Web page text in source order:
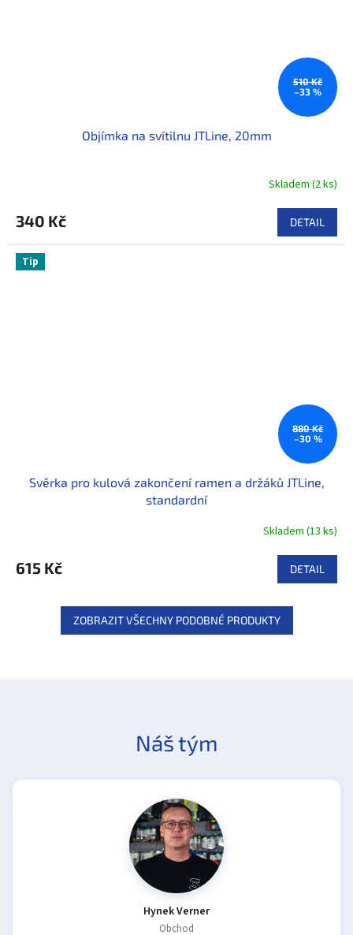
510 Kč
–33 %
Objímka na svítilnu JTLine, 20mm
Skladem (2 ks)
340 Kč DETAIL
Tip
880 Kč
–30 %
Svěrka pro kulová zakončení ramen a držáků JTLine,
standardní
Skladem (13 ks)
615 Kč DETAIL
ZOBRAZIT VŠECHNY PODOBNÉ PRODUKTY
Náš tým
Hynek Verner
Obchod